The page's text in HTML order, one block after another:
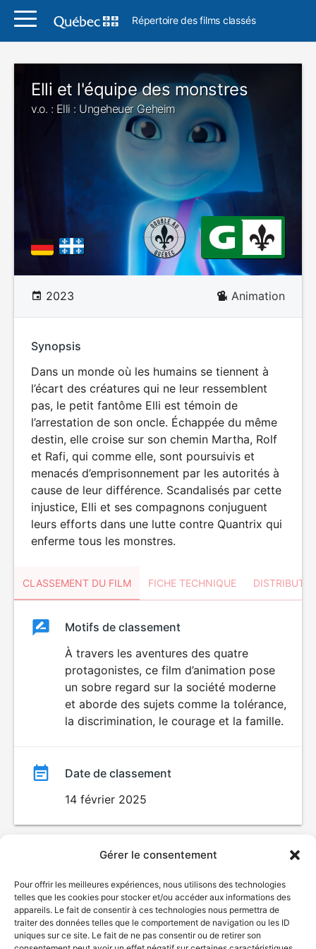
Gérer le consentement
Pour offrir les meilleures expériences, nous utilisons des technologies
telles que les cookies pour stocker et/ou accéder aux informations des
appareils. Le fait de consentir à ces technologies nous permettra de
traiter des données telles que le comportement de navigation ou les ID
uniques sur ce site. Le fait de ne pas consentir ou de retirer son
Répertoire des films classés
Elli et l'équipe des monstres
v.o. : Elli : Ungeheuer Geheim
2023 Animation
Synopsis
Dans un monde où les humains se tiennent à
l’écart des créatures qui ne leur ressemblent
pas, le petit fantôme Elli est témoin de
l’arrestation de son oncle. Échappée du même
destin, elle croise sur son chemin Martha, Rolf
et Rafi, qui comme elle, sont poursuivis et
menacés d’emprisonnement par les autorités à
cause de leur différence. Scandalisés par cette
injustice, Elli et ses compagnons conjuguent
leurs efforts dans une lutte contre Quantrix qui
enferme tous les monstres.
CLASSEMENT DU FILM FICHE TECHNIQUE
ClassementClassement
Motifs de classement
À travers les aventures des quatre
protagonistes, ce film d’animation pose
un sobre regard sur la société moderne
et aborde des sujets comme la tolérance,
la discrimination, le courage et la famille.
Date de classement
14 février 2025
© Gouvernement du Québec, 2026